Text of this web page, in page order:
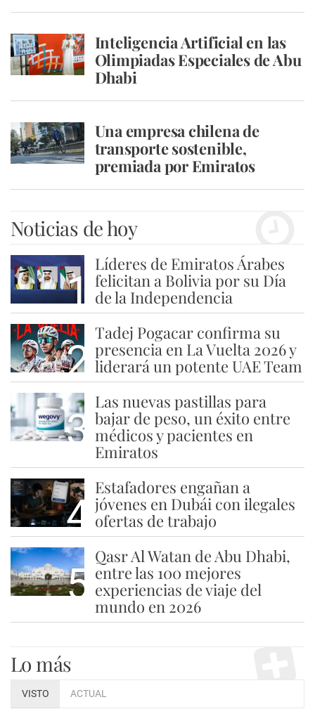
Inteligencia Artificial en las
Olimpiadas Especiales de Abu
Dhabi
Una empresa chilena de
transporte sostenible,
premiada por Emiratos
Noticias de hoy
1
Líderes de Emiratos Árabes
felicitan a Bolivia por su Día
de la Independencia
2
Tadej Pogacar confirma su
presencia en La Vuelta 2026 y
liderará un potente UAE Team
3
Las nuevas pastillas para
bajar de peso, un éxito entre
médicos y pacientes en
Emiratos
4
Estafadores engañan a
jóvenes en Dubái con ilegales
ofertas de trabajo
5
Qasr Al Watan de Abu Dhabi,
entre las 100 mejores
experiencias de viaje del
mundo en 2026
Lo más
VISTO ACTUAL